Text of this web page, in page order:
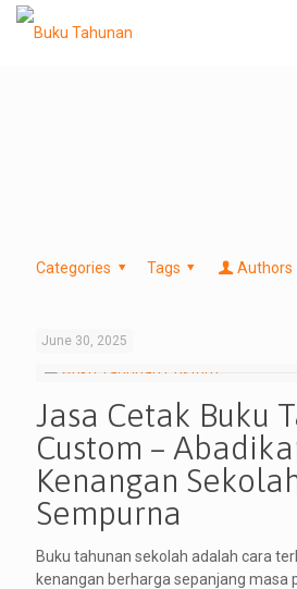
Categories Tags Authors
June 30, 2025
Jasa Cetak Buku
Custom –
Kenangan
Sempurna
Buku tahunan sekolah adalah cara
kenangan berharga sepanjang masa